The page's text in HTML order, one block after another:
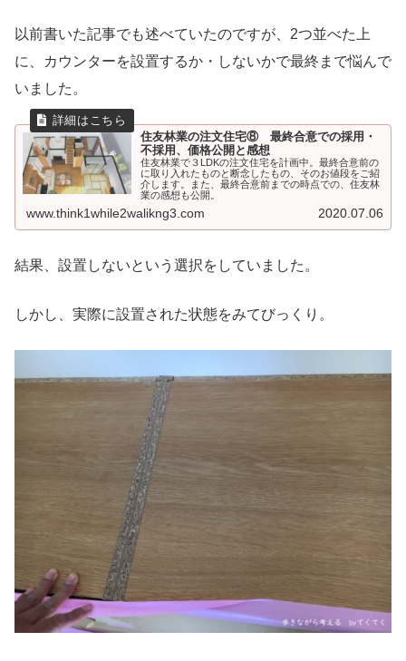
以前書いた記事でも述べていたのですが、2つ並べた上
に、カウンターを設置するか・しないかで最終まで悩んで
いました。
住友林業の注文住宅⑧ 最終合意での採用・
不採用、価格公開と感想
住友林業で３LDKの注文住宅を計画中。最終合意前の
に取り入れたものと断念したもの、そのお値段をご紹
介します。また、最終合意前までの時点での、住友林
業の感想も公開。
www.think1while2walikng3.com 2020.07.06
結果、設置しないという選択をしていました。
しかし、実際に設置された状態をみてびっくり。